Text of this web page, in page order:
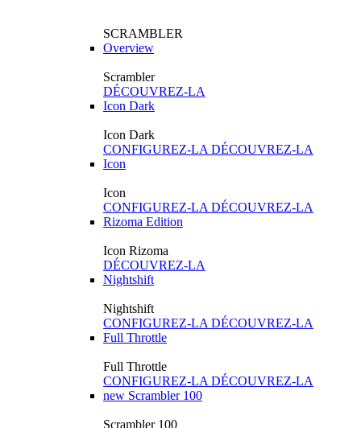
SCRAMBLER
Overview
Scrambler
DÉCOUVREZ-LA
Icon Dark
Icon Dark
CONFIGUREZ-LA DÉCOUVREZ-LA
Icon
Icon
CONFIGUREZ-LA DÉCOUVREZ-LA
Rizoma Edition
Icon Rizoma
DÉCOUVREZ-LA
Nightshift
Nightshift
CONFIGUREZ-LA DÉCOUVREZ-LA
Full Throttle
Full Throttle
CONFIGUREZ-LA DÉCOUVREZ-LA
new Scrambler 100
Scrambler 100